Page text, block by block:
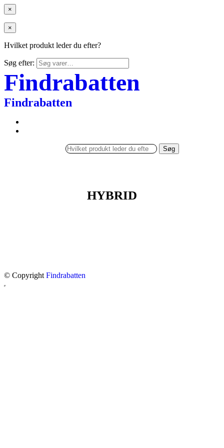
×
×
Hvilket produkt leder du efter?
Søg efter:
Findrabatten
Findrabatten
Søg
HYBRID
© Copyright Findrabatten